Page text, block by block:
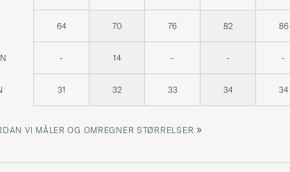
64 70 76 82 86
- 14 - - -
31 32 33 34 34
VI MÅLER OG OMREGNER STØRRELSER »